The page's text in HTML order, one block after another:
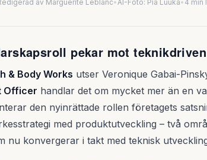
av Marguerite Leblanc•AI-Foto: Pia Luuka• 4 min
pekar mot
& Body Works utser Veronique Gabai-
Officer handlar det om mycket mer än en
den nyinrättade rollen företagets
med produktutveckling – två
nu konvergerar i takt med teknisk